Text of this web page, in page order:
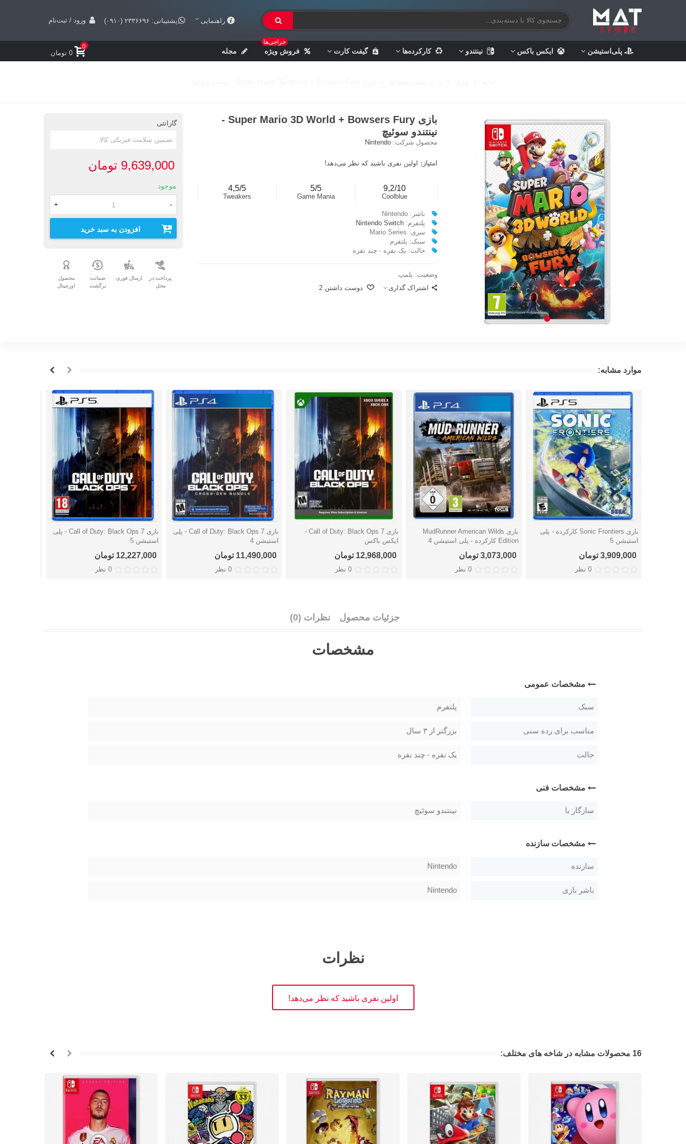
راهنمایی پشتیبانی: ۲۳۳۶۶۹۶ (۰۹۱۰) ورود / ثبت‌نام
پلی‌استیشن ایکس باکس نینتندو کارکرده‌ها گیفت کارت فروش ویژه
حراجی‌ها
مجله
0
0 تومان
بازی Super Mario 3D World + Bowsers Fury -
نینتندو سوئيچ
محصول شرکت: Nintendo
امتیاز: اولین نفری باشید که نظر می‌دهد!
9,2/10
Coolblue
5/5
Game Mania
4,5/5
Tweakers
ناشر: Nintendo
پلتفرم: Nintendo Switch
سری: Mario Series
سبک: پلتفرم
حالت: یک نفره - چند نفره
وضعیت: پلمپ
اشتراک گذاری
دوست داشتن 2
گارانتی
9,639,000 تومان
موجود
-
+
افزودن به سبد خرید
پرداخت در
محل
ارسال فوری
ضمانت
برگشت
محصول
اورجینال
موارد مشابه:
دوست داشتن بازی Sonic Frontiers کارکرده - پلی
استیشن 5
3,909,000 تومان
0 نظر
دوست داشتن
بازی MudRunner American Wilds
Edition کارکرده - پلی استیشن 4
3,073,000 تومان
0 نظر
دوست داشتن
بازی Call of Duty: Black Ops 7 -
ایکس باکس
12,968,000 تومان
0 نظر
دوست داشتن
بازی Call of Duty: Black Ops 7 - پلی
استیشن 4
11,490,000 تومان
0 نظر
دوست داشتن
بازی Call of Duty: Black Ops 7 - پلی
استیشن 5
12,227,000 تومان
0 نظر
جزئیات محصول نظرات (0)
مشخصات
مشخصات عمومی
سبک پلتفرم
مناسب برای رده سنی بزرگتر از ۳ سال
حالت یک نفره - چند نفره
مشخصات فنی
سازگار با نینتندو سوئیچ
مشخصات سازنده
سازنده Nintendo
ناشر بازی Nintendo
نظرات
اولین نفری باشید که نظر می‌دهد!
16 محصولات مشابه در شاخه های مختلف: